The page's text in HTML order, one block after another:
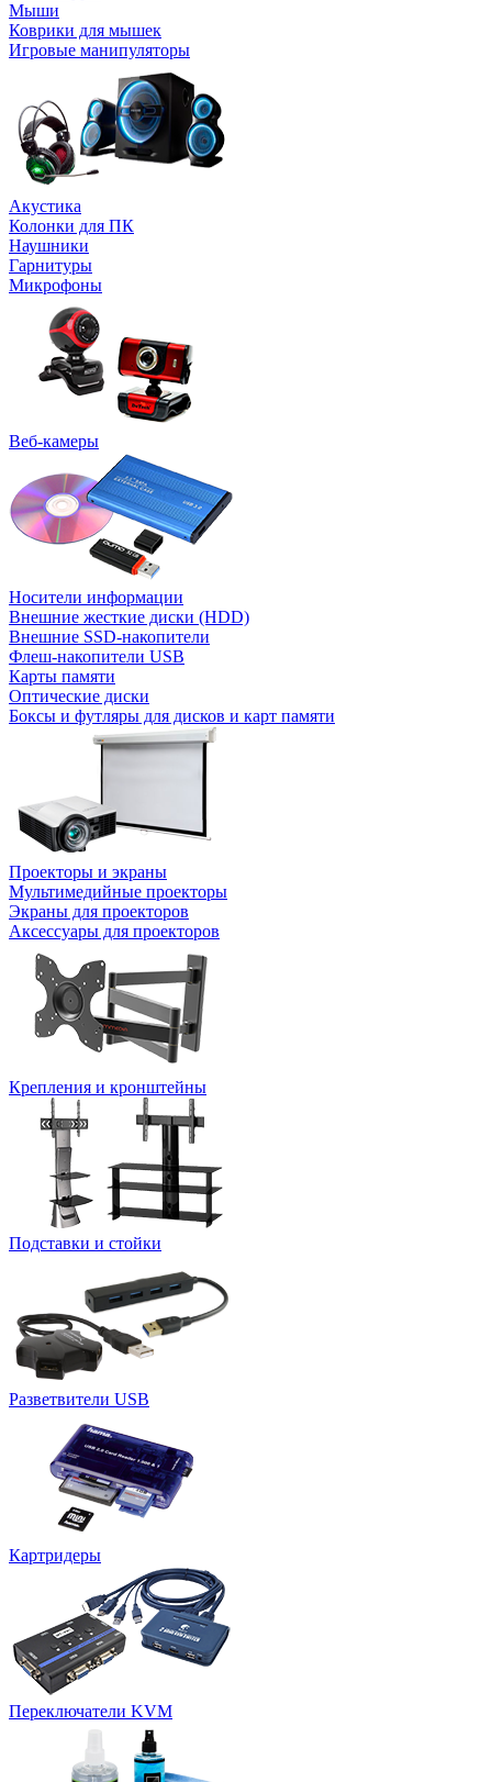
Мыши
Коврики для мышек
Игровые манипуляторы
Акустика
Колонки для ПК
Наушники
Гарнитуры
Микрофоны
Веб-камеры
Носители информации
Внешние жесткие диски (HDD)
Внешние SSD-накопители
Флеш-накопители USB
Карты памяти
Оптические диски
Боксы и футляры для дисков и карт памяти
Проекторы и экраны
Мультимедийные проекторы
Экраны для проекторов
Аксессуары для проекторов
Крепления и кронштейны
Подставки и стойки
Разветвители USB
Картридеры
Переключатели KVM